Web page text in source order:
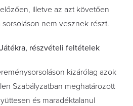
illetve az azt követően
nem vesznek részt.
részvételi feltételek
kizárólag azok
Szabályzatban meghatározott
és maradéktalanul